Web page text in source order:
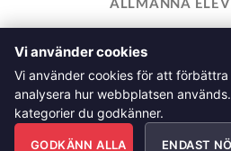
TILL KASSAN VARUKORG
HEMSIDEPOLICY
ALLMÄNNA FRÅGOR OM VÅRA
Klädskolan Sverige AB, Åsgatan
Vi använder cookies
Vi använder cookies för att
analysera hur webbplatsen
kategorier du godkänner.
GODKÄNN ALLA ENDAST